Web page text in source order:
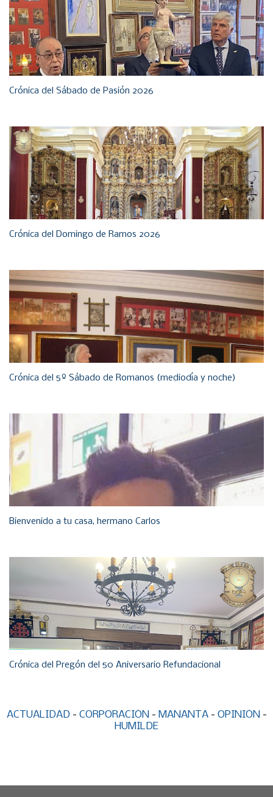
Crónica del Sábado de Pasión 2026
Crónica del Domingo de Ramos 2026
Crónica del 5º Sábado de Romanos (mediodía y noche)
Bienvenido a tu casa, hermano Carlos
Crónica del Pregón del 50 Aniversario Refundacional
ACTUALIDAD - CORPORACIÓN- MANANTA- OPINIÓN-
HUMILDE